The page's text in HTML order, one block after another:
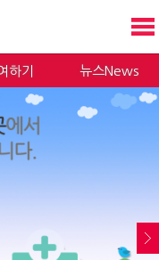
하기 뉴스News